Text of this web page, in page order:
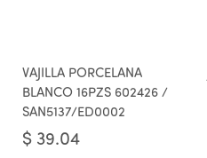
VAJILLA PORCELANA
BLANCO 16PZS 602426 /
SAN5137/ED0002
$ 39.04